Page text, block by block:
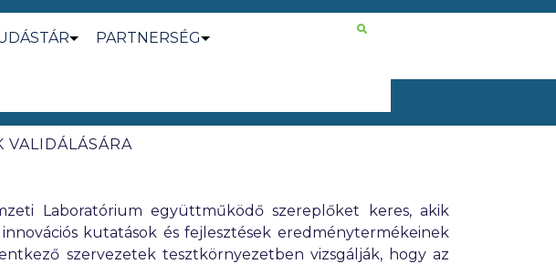
PARTNERSÉG
VALIDÁLÁSÁRA
Laboratórium együttműködő szereplőket keres, akik
kutatások és fejlesztések eredménytermékeinek
szervezetek tesztkörnyezetben vizsgálják, hogy az